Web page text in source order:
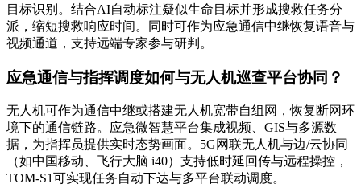
目标识别。结合AI自动标注疑似生命目标并形成搜救任务分
派，缩短搜救响应时间。同时可作为应急通信中继恢复语音与
视频通道，支持远端专家参与研判。
应急通信与指挥调度如何与无人机巡查平台协同？
无人机可作为通信中继或搭建无人机宽带自组网，恢复断网环
境下的通信链路。应急微智慧平台集成视频、GIS与多源数
据，为指挥员提供实时态势画面。5G网联无人机与边/云协同
（如中国移动、飞行大脑 i40）支持低时延回传与远程操控，
TOM-S1可实现任务自动下达与多平台联动调度。